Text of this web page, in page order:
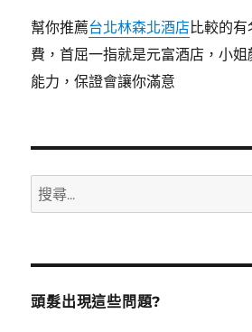
幫你推薦台北林森北酒店比較的有
費，首屈一指就是元富酒店，小
能力，保證會讓你滿意
搜
尋
鍵
頭髮出現這些問題?